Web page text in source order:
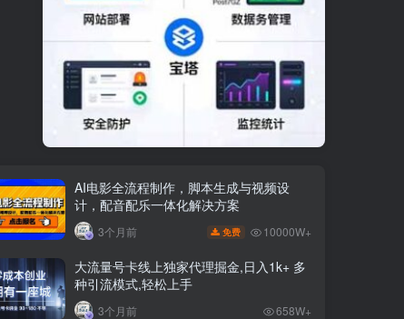
AI电影全流程制作，脚本生成与视频设
计，配音配乐一体化解决方案
3个月前 免费 10000W+
大流量号卡线上独家代理掘金,日入1k+ 多
种引流模式,轻松上手
3个月前 658W+